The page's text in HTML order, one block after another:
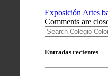
Exposición Artes
Comments are
Entradas recientes